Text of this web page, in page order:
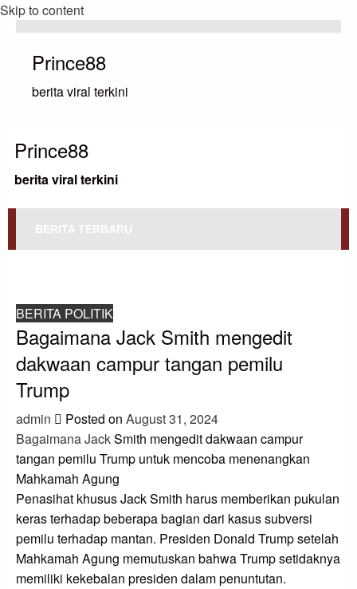
Skip to content
Prince88
berita viral terkini
Prince88
berita viral terkini
BERITA TERBARU
BERITA POLITIK
Bagaimana Jack Smith mengedit
dakwaan campur tangan pemilu
Trump
admin Posted on August 31, 2024
Bagaimana JackSmith mengedit dakwaan campur
tangan pemilu Trump untuk mencoba menenangkan
Mahkamah Agung
Penasihat khusus Jack Smith harus memberikan pukulan
keras terhadap beberapa bagian dari kasus subversi
pemilu terhadap mantan. Presiden Donald Trump setelah
Mahkamah Agung memutuskan bahwa Trump setidaknya
memiliki kekebalan presiden dalam penuntutan.